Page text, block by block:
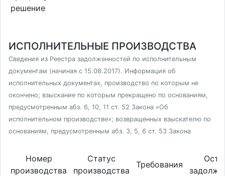
решение
ИСПОЛНИТЕЛЬНЫЕ ПРОИЗВОДСТВА
Сведения из Реестра задолженностей по исполнительным
документам (начиная с 15.08.2017). Информация об
исполнительных документах, производство по которым не
окончено; взыскание по которым прекращено по основаниям,
предусмотренным абз. 6, 10, 11 ст. 52 Закона «Об
исполнительном производстве»; возвращенных взыскателю по
основаниям, предусмотренным абз. 3, 5, 6 ст. 53 Закона
Номер
производства
Статус
производства
Требования